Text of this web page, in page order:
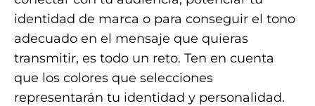
identidad de marca o para conseguir el tono
adecuado en el mensaje que quieras
transmitir, es todo un reto. Ten en cuenta
que los colores que selecciones
representarán tu identidad y personalidad.